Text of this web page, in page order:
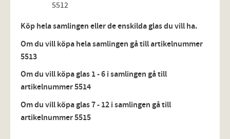
5512
Köp hela samlingen eller de enskilda glas du vill ha.
Om du vill köpa hela samlingen gå till artikelnummer
5513
Om du vill köpa glas 1 - 6 i samlingen gå till
artikelnummer 5514
Om du vill köpa glas 7 - 12 i samlingen gå till
artikelnummer 5515